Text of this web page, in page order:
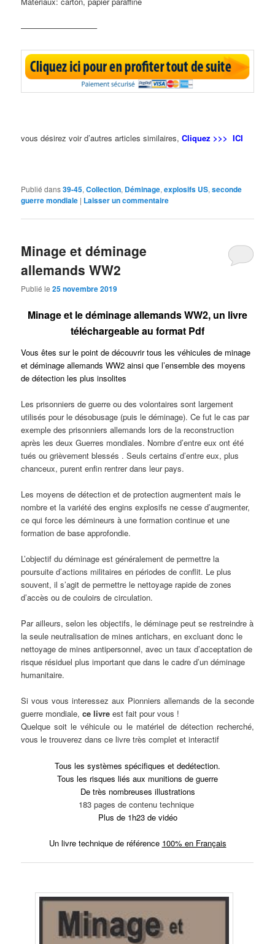
—————————–
vous désirez voir d’autres articles similaires, Cliquez >>> ICI
Publié dans39-45,Collection, Déminage,explosifs US,seconde
guerre mondiale | Laisser un commentaire
Minage et déminage
allemands WW2
Publié le25 novembre 2019
Minage et le déminage allemands WW2, un livre
téléchargeable au format Pdf
Vous êtes sur le point de découvrir tous les véhicules de minage
et déminage allemands WW2 ainsi que l’ensemble des moyens
de détection les plus insolites
Les prisonniers de guerre ou des volontaires sont largement
utilisés pour le désobusage (puis le déminage). Ce fut le cas par
exemple des prisonniers allemands lors de la reconstruction
après les deux Guerres mondiales. Nombre d’entre eux ont été
tués ou grièvement blessés . Seuls certains d’entre eux, plus
chanceux, purent enfin rentrer dans leur pays.
Les moyens de détection et de protection augmentent mais le
nombre et la variété des engins explosifs ne cesse d’augmenter,
ce qui force les démineurs à une formation continue et une
formation de base approfondie.
L’objectif du déminage est généralement de permettre la
poursuite d’actions militaires en périodes de conflit. Le plus
souvent, il s’agit de permettre le nettoyage rapide de zones
d’accès ou de couloirs de circulation.
Par ailleurs, selon les objectifs, le déminage peut se restreindre à
la seule neutralisation de mines antichars, en excluant donc le
nettoyage de mines antipersonnel, avec un taux d’acceptation de
risque résiduel plus important que dans le cadre d’un déminage
humanitaire.
Si vous vous interessez aux Pionniers allemands de la seconde
guerre mondiale,celivre est fait pour vous !
Quelque soit le véhicule ou le matériel de détection recherché,
vous le trouverez dans ce livre très complet et interactif
Tous les systèmes spécifiques et dedétection.
Tous les risques liés aux munitions de guerre
De très nombreuses illustrations
183 pages de contenu technique
Plus de 1h23 de vidéo
Un livre technique de référence 100% en Français